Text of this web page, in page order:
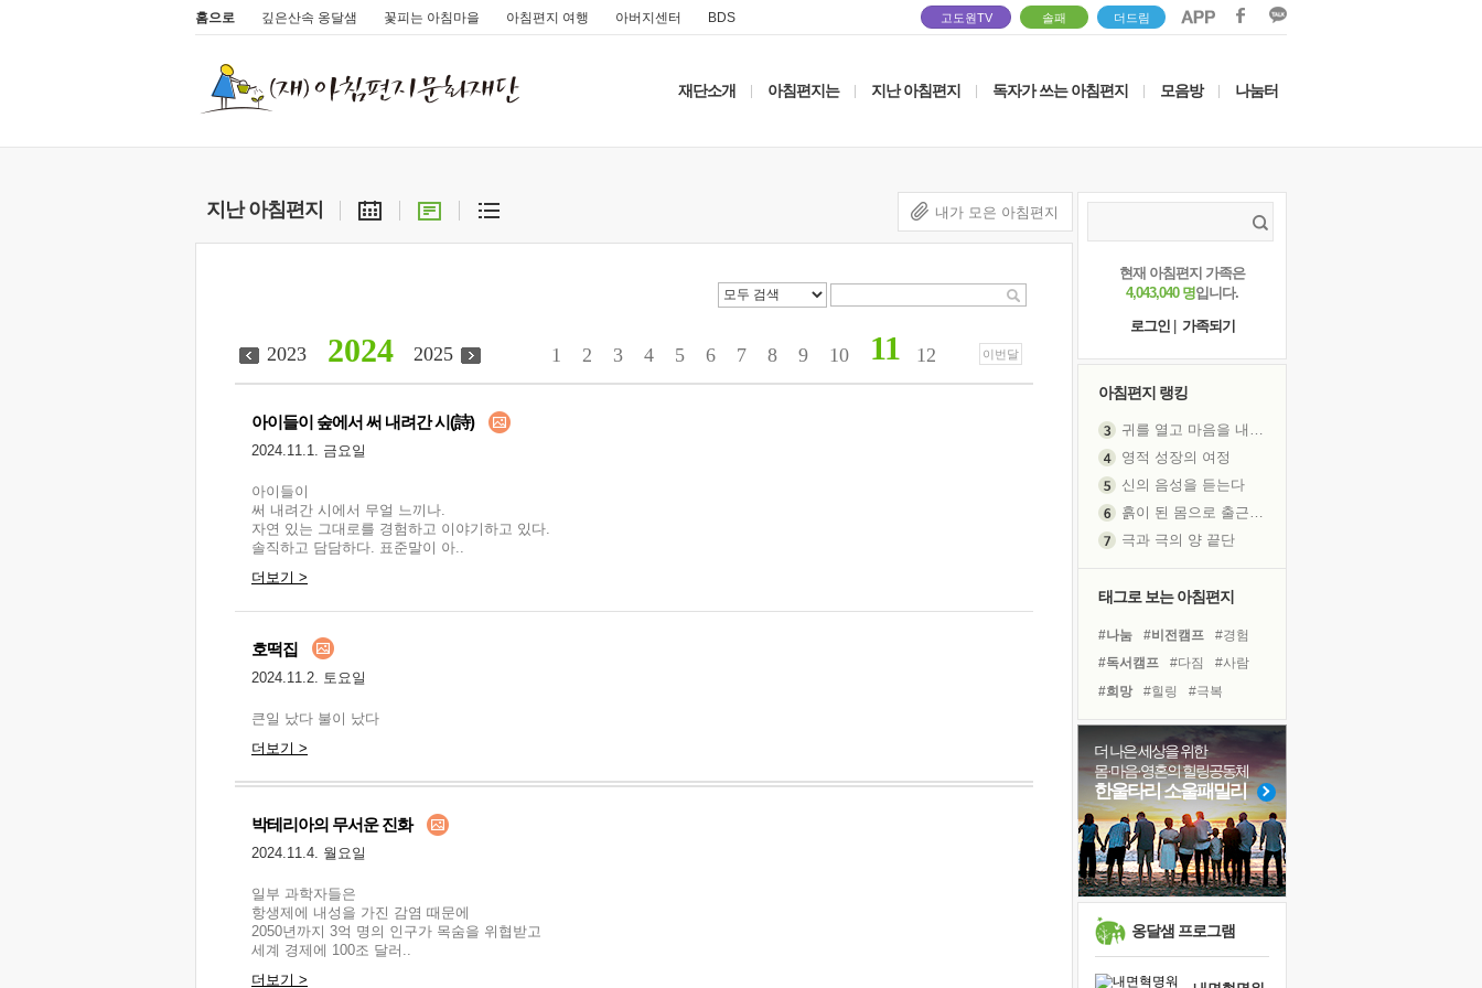
홈으로 깊은산속 옹달샘 꽃피는 아침마을 아침편지 여행 아버지센터 BDS 고도원TV 솔패 더드림
재단소개 아침편지는 지난 아침편지 독자가 쓰는 아침편지 모음방 나눔터
지난 아침편지 내가 모은 아침편지
2024
2023 2025 1 2 3 4 5 6 7 8 9 10 11 12 이번달
아이들이 숲에서 써 내려간 시(詩)
2024.11.1. 금요일
아이들이
써 내려간 시에서 무얼 느끼나.
자연 있는 그대로를 경험하고 이야기하고 있다.
솔직하고 담담하다. 표준말이 아..
더보기 >
호떡집
2024.11.2. 토요일
큰일 났다 불이 났다
더보기 >
박테리아의 무서운 진화
2024.11.4. 월요일
일부 과학자들은
항생제에 내성을 가진 감염 때문에
2050년까지 3억 명의 인구가 목숨을 위협받고
세계 경제에 100조 달러..
더보기 >
현재 아침편지 가족은
4,043,040 명입니다.
로그인
가족되기
아침편지 랭킹
귀를 열고 마음을 내어주고
영적 성장의 여정
신의 음성을 듣는다
흙이 된 몸으로 출근하는 여자
극과 극의 양 끝단
아픈 아버지를 위한 공간 설계
슬럼프
보고 싶은 어머니
유년 시절의 부산 영도 바다
못된 꼰대들
너무 황홀한 꽃들이여!
희망이란
'모른다'는 것
태그로 보는 아침편지
#나눔 #비전캠프
#경험
#독서캠프
#다짐
#사람
#희망
#힐링
#극복
#유튜브
#위기
#아이들
#명상
#면역력
#선택
#독서
#친구 #리더
#삶
#계획
#도움 #바이러스
더 나은 세상을 위한
몸·마음·영혼의 힐링공동체
한울타리 소울패밀리
옹달샘 프로그램